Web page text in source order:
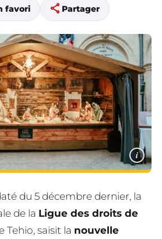
favori share Partager
i
du 5 décembre dernier, la
de la Ligue des droits de
Tehio, saisit la nouvelle